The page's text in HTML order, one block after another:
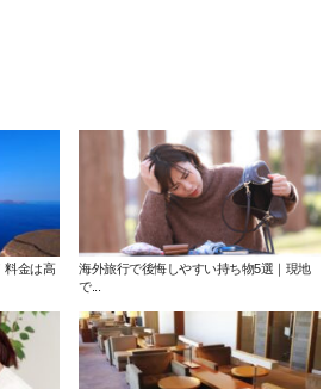
料金は高
海外旅行で後悔しやすい持ち物5選｜現地
で...